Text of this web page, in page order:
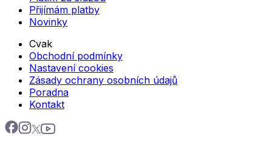
Přijímám platby
Novinky
Cvak
Obchodní podmínky
Nastavení cookies
Zásady ochrany osobních údajů
Poradna
Kontakt